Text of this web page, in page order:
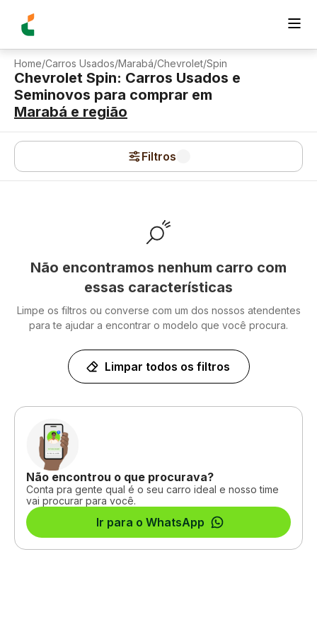
Home/Carros Usados/Marabá/Chevrolet/Spin
Chevrolet Spin: Carros Usados e
Seminovos para comprar em
Marabá e região
Filtros
Não encontramos nenhum carro com
essas características
Limpe os filtros ou converse com um dos nossos atendentes
para te ajudar a encontrar o modelo que você procura.
Limpar todos os filtros
Não encontrou o que procurava?
Conta pra gente qual é o seu carro ideal e nosso time
vai procurar para você.
Ir para o WhatsApp